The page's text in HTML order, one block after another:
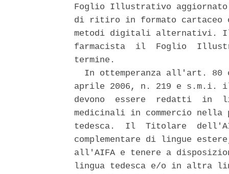
Foglio Illustrativo
di ritiro in formato cartaceo
metodi digitali alternativi.
farmacista  il  Foglio
termine.
In ottemperanza all'art. 80
aprile 2006, n. 219 e
devono  essere  redatti  in
medicinali in commercio
tedesca.  Il  Titolare
complementare di lingue
all'AIFA e tenere a
lingua tedesca e/o in altra